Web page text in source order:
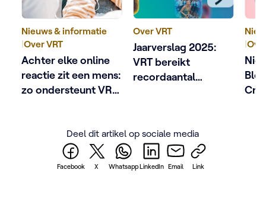
Nieuws & informatie
|Over VRT
Achter elke online
reactie zit een mens:
zo ondersteunt VRT
Over VRT
Jaarverslag 2025:
VRT bereikt
recordaantal
|
Deel dit artikel op sociale media
Facebook X WhatsappLinkedIn Email Link